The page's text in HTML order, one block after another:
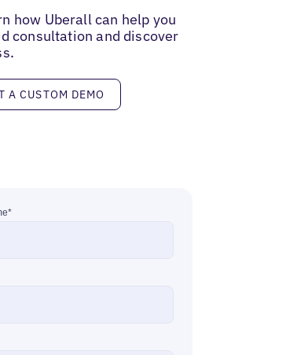
how Uberall can help you
consultation and discover
demo
A CUSTOM DEMO